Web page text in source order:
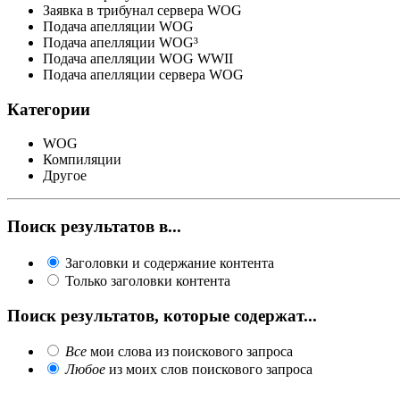
Заявка в трибунал сервера WOG
Подача апелляции WOG
Подача апелляции WOG³
Подача апелляции WOG WWII
Подача апелляции сервера WOG
Категории
WOG
Компиляции
Другое
Поиск результатов в...
Заголовки и содержание контента
Только заголовки контента
Поиск результатов, которые содержат...
Все мои слова из поискового запроса
Любое из моих слов поискового запроса